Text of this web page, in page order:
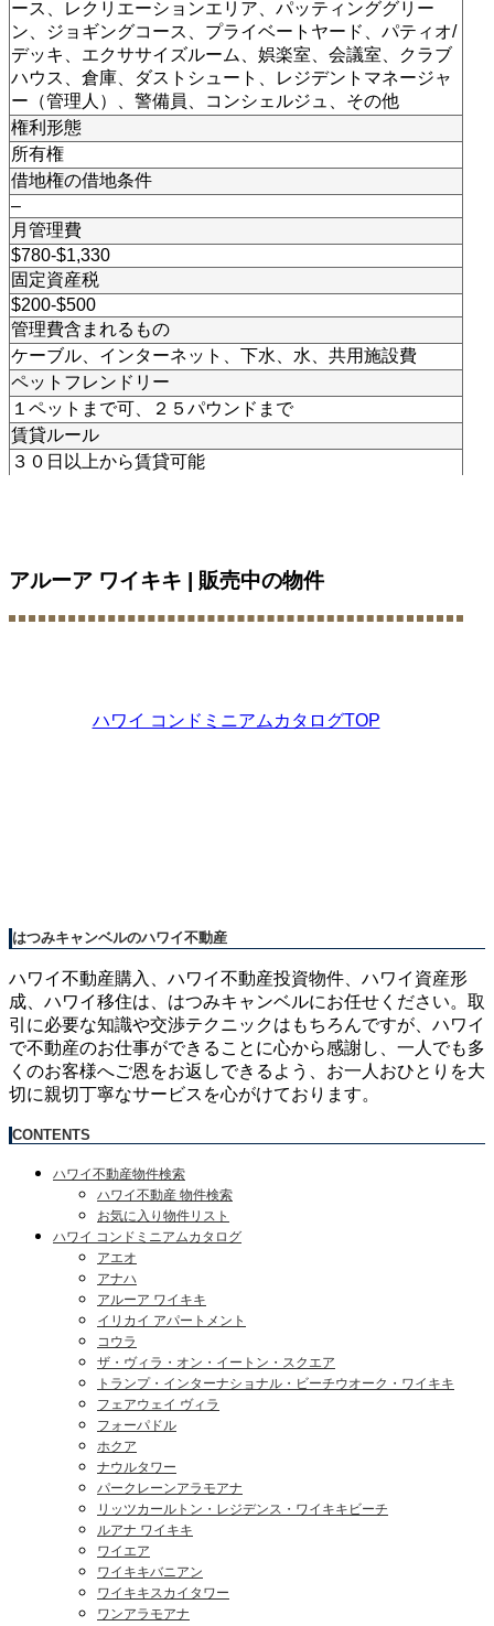
ース、レクリエーションエリア、パッティンググリー
ン、ジョギングコース、プライベートヤード、パティオ/
デッキ、エクササイズルーム、娯楽室、会議室、クラブ
ハウス、倉庫、ダストシュート、レジデントマネージャ
ー（管理人）、警備員、コンシェルジュ、その他
権利形態
所有権
借地権の借地条件
–
月管理費
$780-$1,330
固定資産税
$200-$500
管理費含まれるもの
ケーブル、インターネット、下水、水、共用施設費
ペットフレンドリー
１ペットまで可、２５パウンドまで
賃貸ルール
３０日以上から賃貸可能
アルーア ワイキキ | 販売中の物件
ハワイ コンドミニアムカタログTOP
はつみキャンベルのハワイ不動産
ハワイ不動産購入、ハワイ不動産投資物件、ハワイ資産形
成、ハワイ移住は、はつみキャンベルにお任せください。取
引に必要な知識や交渉テクニックはもちろんですが、ハワイ
で不動産のお仕事ができることに心から感謝し、一人でも多
くのお客様へご恩をお返しできるよう、お一人おひとりを大
切に親切丁寧なサービスを心がけております。
CONTENTS
ハワイ不動産物件検索
ハワイ不動産 物件検索
お気に入り物件リスト
ハワイ コンドミニアムカタログ
アエオ
アナハ
アルーア ワイキキ
イリカイ アパートメント
コウラ
ザ・ヴィラ・オン・イートン・スクエア
トランプ・インターナショナル・ビーチウオーク・ワイキキ
フェアウェイ ヴィラ
フォーパドル
ホクア
ナウルタワー
パークレーンアラモアナ
リッツカールトン・レジデンス・ワイキキビーチ
ルアナ ワイキキ
ワイエア
ワイキキバニアン
ワイキキスカイタワー
ワンアラモアナ